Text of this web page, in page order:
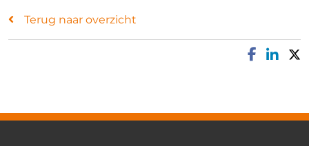
Terug naar overzicht